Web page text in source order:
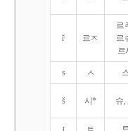
ř 르ㅈ
르
르
르
s ㅅ
š 시* 슈,
t ㅌ